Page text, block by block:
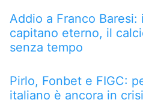
Addio a Franco
capitano eterno, il
senza tempo
Pirlo, Fonbet e FIGC:
italiano è ancora in crisi